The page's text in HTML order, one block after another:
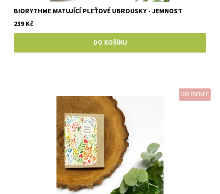
BIORYTHME MATUJÍCÍ PLEŤOVÉ UBROUSKY - JEMNOST
239 Kč
OBLÍBENEC